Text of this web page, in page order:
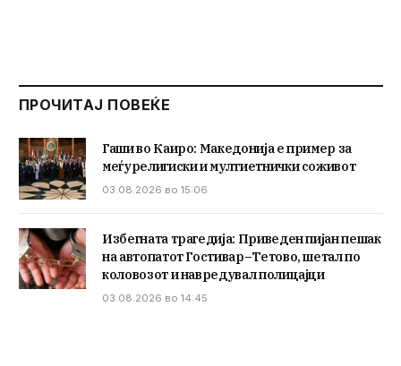
ПРОЧИТАЈ ПОВЕЌЕ
Гаши во Каиро: Македонија е пример за
меѓурелигиски и мултиетнички соживот
03.08.2026 во 15:06
Избегната трагедија: Приведен пијан пешак
на автопатот Гостивар–Тетово, шетал по
коловозот и навредувал полицајци
03.08.2026 во 14:45